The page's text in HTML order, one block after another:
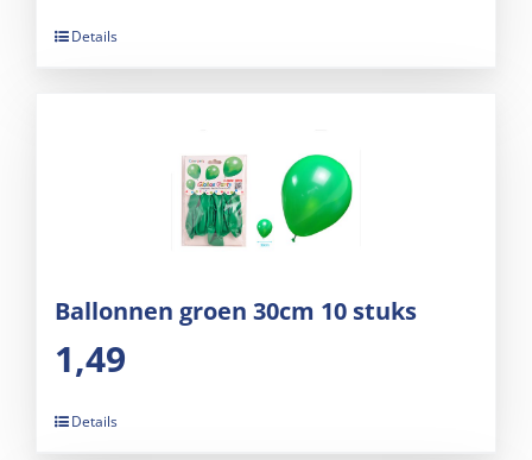
Details
Ballonnen groen 30cm 10 stuks
1,49
Details